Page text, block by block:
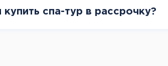
спа-тур в рассрочку?